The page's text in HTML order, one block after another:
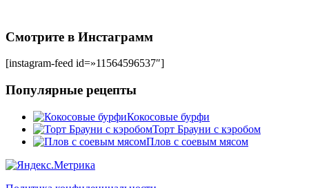
Смотрите в Инстаграмм
[instagram-feed id=»11564596537″]
Популярные рецепты
Кокосовые бурфи
Торт Брауни с кэробом
Плов с соевым мясом